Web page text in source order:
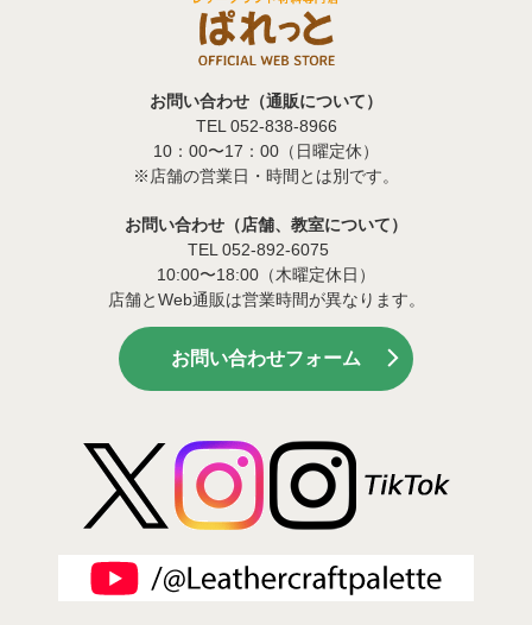
お問い合わせ（通販について）
TEL 052-838-8966
10：00〜17：00（日曜定休）
※店舗の営業日・時間とは別です。
お問い合わせ（店舗、教室について）
TEL 052-892-6075
10:00〜18:00（木曜定休日）
店舗とWeb通販は営業時間が異なります。
お問い合わせフォーム